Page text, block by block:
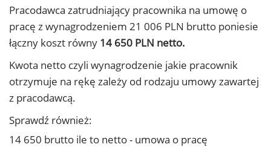
Pracodawca zatrudniający pracownika na umowę o
pracę z wynagrodzeniem 21 006 PLN brutto poniesie
łączny koszt równy 14 650 PLN netto.
Kwota netto czyli wynagrodzenie jakie pracownik
otrzymuje na rękę zależy od rodzaju umowy zawartej
z pracodawcą.
Sprawdź również:
14 650 brutto ile to netto - umowa o pracę